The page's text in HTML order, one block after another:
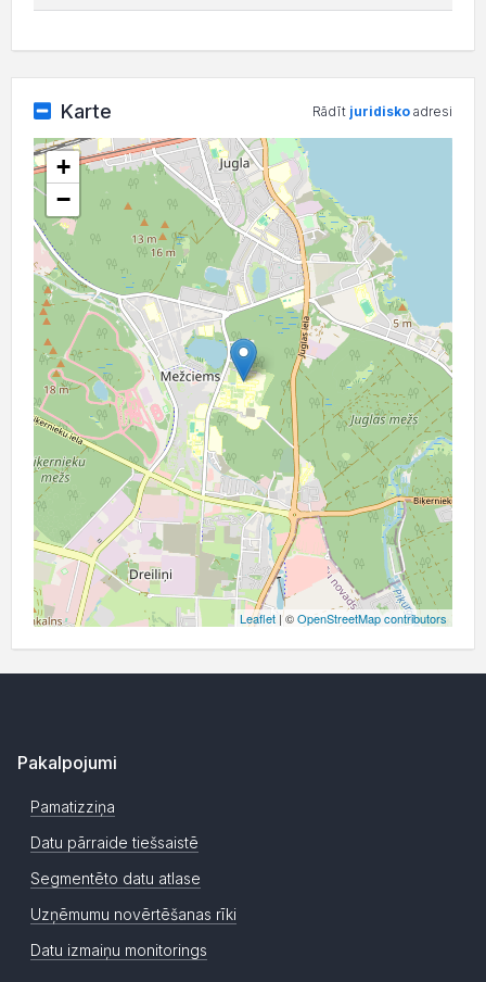
Karte Rādīt juridisko adresi
+
−
Leaflet| ©OpenStreetMap contributors
Pakalpojumi
Pamatizziņa
Datu pārraide tiešsaistē
Segmentēto datu atlase
Uzņēmumu novērtēšanas rīki
Datu izmaiņu monitorings